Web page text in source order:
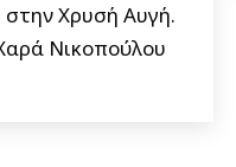
στην Χρυσή Αυγή.
Νικοπούλου